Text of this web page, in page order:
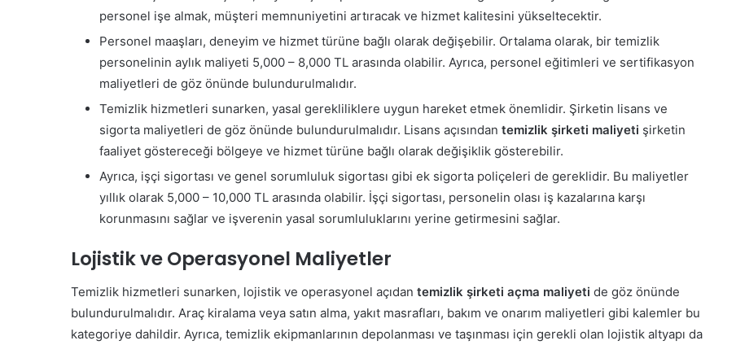
personel işe almak, müşteri memnuniyetini artıracak ve hizmet kalitesini yükseltecektir.
Personel maaşları, deneyim ve hizmet türüne bağlı olarak değişebilir. Ortalama olarak, bir temizlik
personelinin aylık maliyeti 5,000 – 8,000 TL arasında olabilir. Ayrıca, personel eğitimleri ve sertifikasyon
maliyetleri de göz önünde bulundurulmalıdır.
Temizlik hizmetleri sunarken, yasal gerekliliklere uygun hareket etmek önemlidir. Şirketin lisans ve
sigorta maliyetleri de göz önünde bulundurulmalıdır. Lisans açısından temizlik şirketi maliyeti şirketin
faaliyet göstereceği bölgeye ve hizmet türüne bağlı olarak değişiklik gösterebilir.
Ayrıca, işçi sigortası ve genel sorumluluk sigortası gibi ek sigorta poliçeleri de gereklidir. Bu maliyetler
yıllık olarak 5,000 – 10,000 TL arasında olabilir. İşçi sigortası, personelin olası iş kazalarına karşı
korunmasını sağlar ve işverenin yasal sorumluluklarını yerine getirmesini sağlar.
Lojistik ve Operasyonel Maliyetler
Temizlik hizmetleri sunarken, lojistik ve operasyonel açıdan temizlik şirketi açma maliyeti de göz önünde
bulundurulmalıdır. Araç kiralama veya satın alma, yakıt masrafları, bakım ve onarım maliyetleri gibi kalemler bu
kategoriye dahildir. Ayrıca, temizlik ekipmanlarının depolanması ve taşınması için gerekli olan lojistik altyapı da